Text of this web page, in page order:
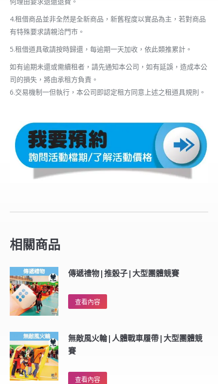
4.租借商品並非全然是全新商品，新舊程度以實品為主，若對商品
有特殊要求請親洽門市。
5.租借道具敬請按時歸還，每逾期一天加收，依此類推累計。
如有逾期未還或需續租者，請先通知本公司，如有延誤，造成本公
司的損失，將由承租方負責。
6.交易機制一但執行，本公司即認定租方同意上述之租道具規則。
相關商品
傳遞禮物|推骰子|大型團體競賽
查看內容
無敵風火輪|人體戰車履帶|大型團體競
賽
查看內容